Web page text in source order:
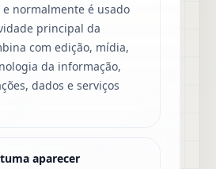
e normalmente é usado
principal da
com edição, mídia,
da informação,
dados e serviços
aparecer